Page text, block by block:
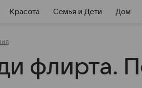
Красота Семья и Дети Дом
флирта.